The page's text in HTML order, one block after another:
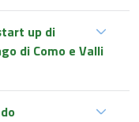
up di
di Como e Valli